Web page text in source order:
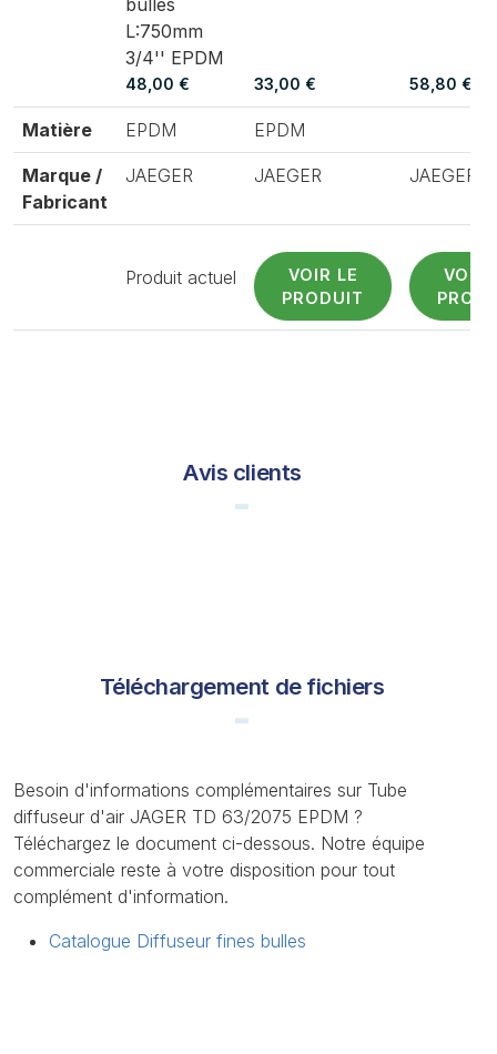
L:750mm
3/4'' EPDM
48,00 € 33,00 € 58,80 €
Matière EPDM EPDM
Marque /
Fabricant
JAEGER JAEGER JAEGER
Produit actuel
VOIR LE
PRODUIT
VOIR
Avis clients
Téléchargement de fichiers
Besoin d'informations complémentaires sur Tube
diffuseur d'air JAGER TD 63/2075 EPDM ?
Téléchargez le document ci-dessous. Notre équipe
commerciale reste à votre disposition pour tout
complément d'information.
Catalogue Diffuseur fines bulles